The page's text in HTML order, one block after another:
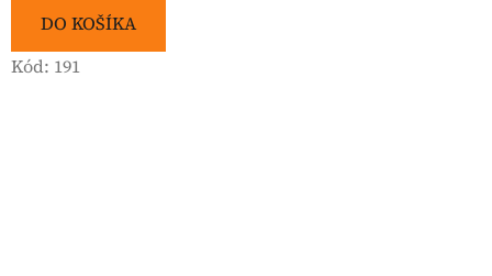
DO KOŠÍKA
Kód: 191